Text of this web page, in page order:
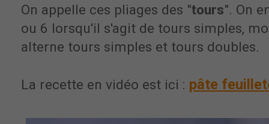
On appelle ces pliages des "tours". On
ou 6 lorsqu'il s'agit de tours simples,
alterne tours simples et tours doubles.
La recette en vidéo est ici : pâte